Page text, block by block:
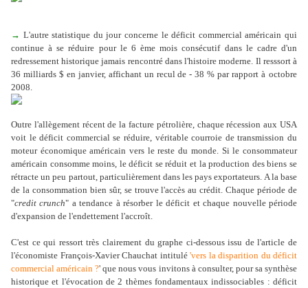
→ L'autre statistique du jour concerne le déficit commercial américain qui
continue à se réduire pour le 6 ème mois consécutif dans le cadre d'un
redressement historique jamais rencontré dans l'histoire moderne. Il resssort à
36 milliards $ en janvier, affichant un recul de - 38 % par rapport à octobre
2008.
Outre l'allègement récent de la facture pétrolière, chaque récession aux USA
voit le déficit commercial se réduire, véritable courroie de transmission du
moteur économique américain vers le reste du monde. Si le consommateur
américain consomme moins, le déficit se réduit et la production des biens se
rétracte un peu partout, particulièrement dans les pays exportateurs. A la base
de la consommation bien sûr, se trouve l'accès au crédit. Chaque période de
"credit crunch" a tendance à résorber le déficit et chaque nouvelle période
d'expansion de l'endettement l'accroît.
C'est ce qui ressort très clairement du graphe ci-dessous issu de l'article de
l'économiste François-Xavier Chauchat intitulé 'vers la disparition du déficit
commercial américain ?' que nous vous invitons à consulter, pour sa synthèse
historique et l'évocation de 2 thèmes fondamentaux indissociables : déficit